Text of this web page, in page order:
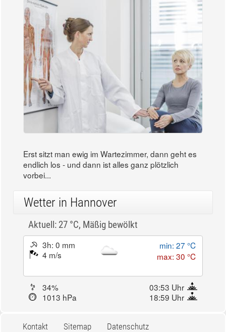
Erst sitzt man ewig im Wartezimmer, dann geht es
endlich los - und dann ist alles ganz plötzlich
vorbei...
Wetter in Hannover
Aktuell: 27 °C, Mäßig bewölkt
3h: 0 mm
4 m/s
min: 27 °C
max: 30 °C
34%
03:53 Uhr
1013 hPa
18:59 Uhr
Kontakt Sitemap Datenschutz